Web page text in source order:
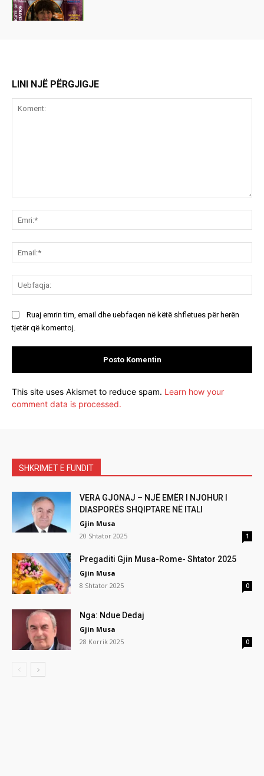
LINI NJË PËRGJIGJE
Ruaj emrin tim, email dhe uebfaqen në këtë shfletues për herën
tjetër që komentoj.
This site uses Akismet to reduce spam. Learn how your
comment data is processed.
SHKRIMET E FUNDIT
VERA GJONAJ – NJË EMËR I NJOHUR I
DIASPORËS SHQIPTARE NË ITALI
Gjin Musa
20 Shtator 2025
1
Pregaditi Gjin Musa-Rome- Shtator 2025
Gjin Musa
8 Shtator 2025
0
Nga: Ndue Dedaj
Gjin Musa
28 Korrik 2025
0